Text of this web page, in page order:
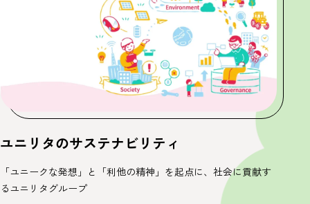
ユニリタのサステナビリティ
「ユニークな発想」と「利他の精神」を起点に、 社会に貢献す
るユニリタグループ